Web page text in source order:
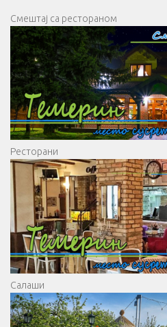
Смештај са рестораном
Ресторани
Салаши